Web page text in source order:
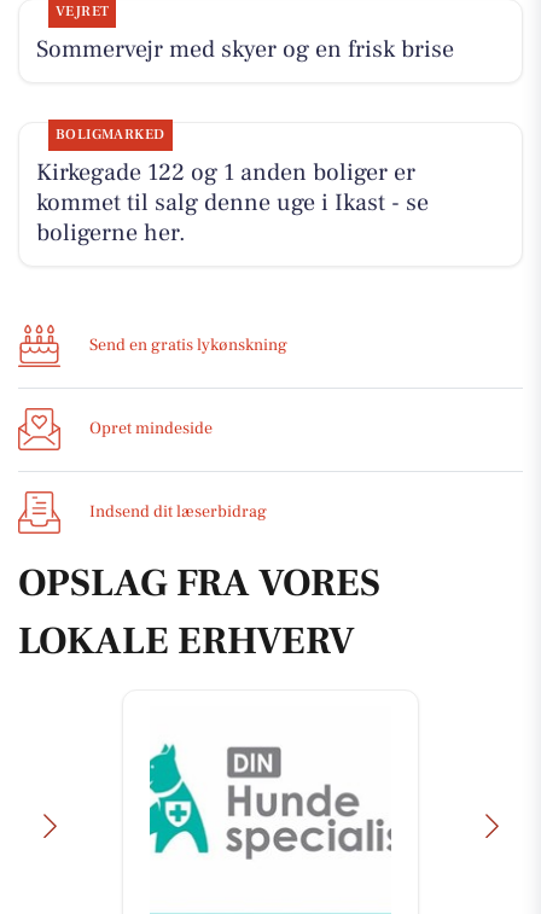
VEJRET
Sommervejr med skyer og en frisk brise
BOLIGMARKED
Kirkegade 122 og 1 anden boliger er
kommet til salg denne uge i Ikast - se
boligerne her.
Send en gratis lykønskning
Opret mindeside
Indsend dit læserbidrag
OPSLAG FRA VORES
LOKALE ERHVERV